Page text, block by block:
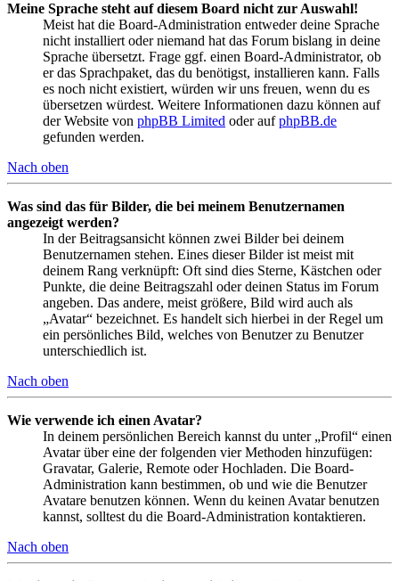
Meine Sprache steht auf diesem Board nicht zur Auswahl!
Meist hat die Board-Administration entweder deine Sprache
nicht installiert oder niemand hat das Forum bislang in deine
Sprache übersetzt. Frage ggf. einen Board-Administrator, ob
er das Sprachpaket, das du benötigst, installieren kann. Falls
es noch nicht existiert, würden wir uns freuen, wenn du es
übersetzen würdest. Weitere Informationen dazu können auf
der Website von phpBB Limited oder aufphpBB.de
gefunden werden.
Nach oben
Was sind das für Bilder, die bei meinem Benutzernamen
angezeigt werden?
In der Beitragsansicht können zwei Bilder bei deinem
Benutzernamen stehen. Eines dieser Bilder ist meist mit
deinem Rang verknüpft: Oft sind dies Sterne, Kästchen oder
Punkte, die deine Beitragszahl oder deinen Status im Forum
angeben. Das andere, meist größere, Bild wird auch als
„Avatar“ bezeichnet. Es handelt sich hierbei in der Regel um
ein persönliches Bild, welches von Benutzer zu Benutzer
unterschiedlich ist.
Nach oben
Wie verwende ich einen Avatar?
In deinem persönlichen Bereich kannst du unter „Profil“ einen
Avatar über eine der folgenden vier Methoden hinzufügen:
Gravatar, Galerie, Remote oder Hochladen. Die Board-
Administration kann bestimmen, ob und wie die Benutzer
Avatare benutzen können. Wenn du keinen Avatar benutzen
kannst, solltest du die Board-Administration kontaktieren.
Nach oben